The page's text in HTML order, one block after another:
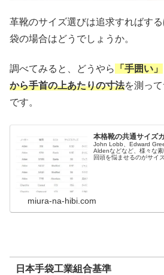
革靴のサイズ選びは追求すればす
袋の場合はどうでしょうか。
調べてみると、どうやら 「手囲い」
から手首の上あたりの寸法を測っ
です。
本格靴の共通サイズ
John Lobb、Edward
Aldenなどなど、様々な
回頭を悩ませるのがサイ
miura-na-hibi.com
日本手袋工業組合基準